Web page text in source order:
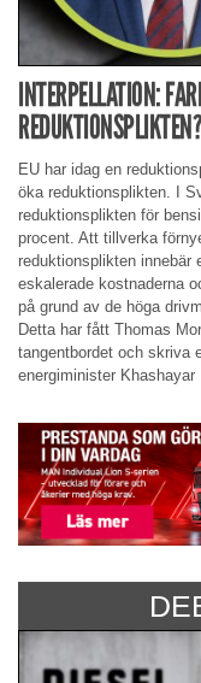
INTERPELLATION:
REDUKTIONSPLIKTEN?
EU har idag en
öka reduktionsplikten. I
reduktionsplikten för
procent. Att tillverka
reduktionsplikten innebär
eskalerade kostnaderna
på grund av de höga
Detta har fått Thomas
tangentbordet och skriva
energiminister Khashayar